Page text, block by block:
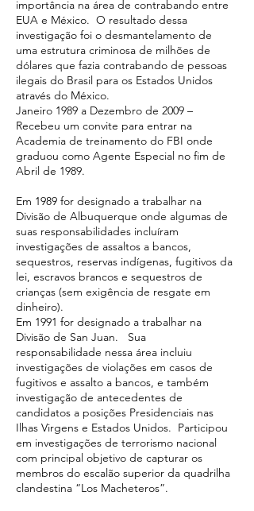
importância na área de contrabando entre
EUA e México. O resultado dessa
investigação foi o desmantelamento de
uma estrutura criminosa de milhões de
dólares que fazia contrabando de pessoas
ilegais do Brasil para os Estados Unidos
através do México.
Janeiro 1989 a Dezembro de 2009 –
Recebeu um convite para entrar na
Academia de treinamento do FBI onde
graduou como Agente Especial no fim de
Abril de 1989.
Em 1989 for designado a trabalhar na
Divisão de Albuquerque onde algumas de
suas responsabilidades incluíram
investigações de assaltos a bancos,
sequestros, reservas indígenas, fugitivos da
lei, escravos brancos e sequestros de
crianças (sem exigência de resgate em
dinheiro).
Em 1991 for designado a trabalhar na
Divisão de San Juan. Sua
responsabilidade nessa área incluiu
investigações de violações em casos de
fugitivos e assalto a bancos, e também
investigação de antecedentes de
candidatos a posições Presidenciais nas
Ilhas Virgens e Estados Unidos. Participou
em investigações de terrorismo nacional
com principal objetivo de capturar os
membros do escalão superior da quadrilha
clandestina “Los Macheteros”.